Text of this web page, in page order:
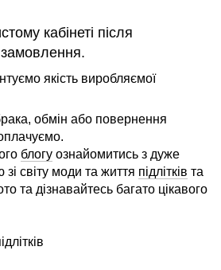
кабінеті після
якість виробляємої
обмін або повернення
блогу ознайомитись з дуже
світу моди та життя підлітків та
та дізнавайтесь багато цікавого